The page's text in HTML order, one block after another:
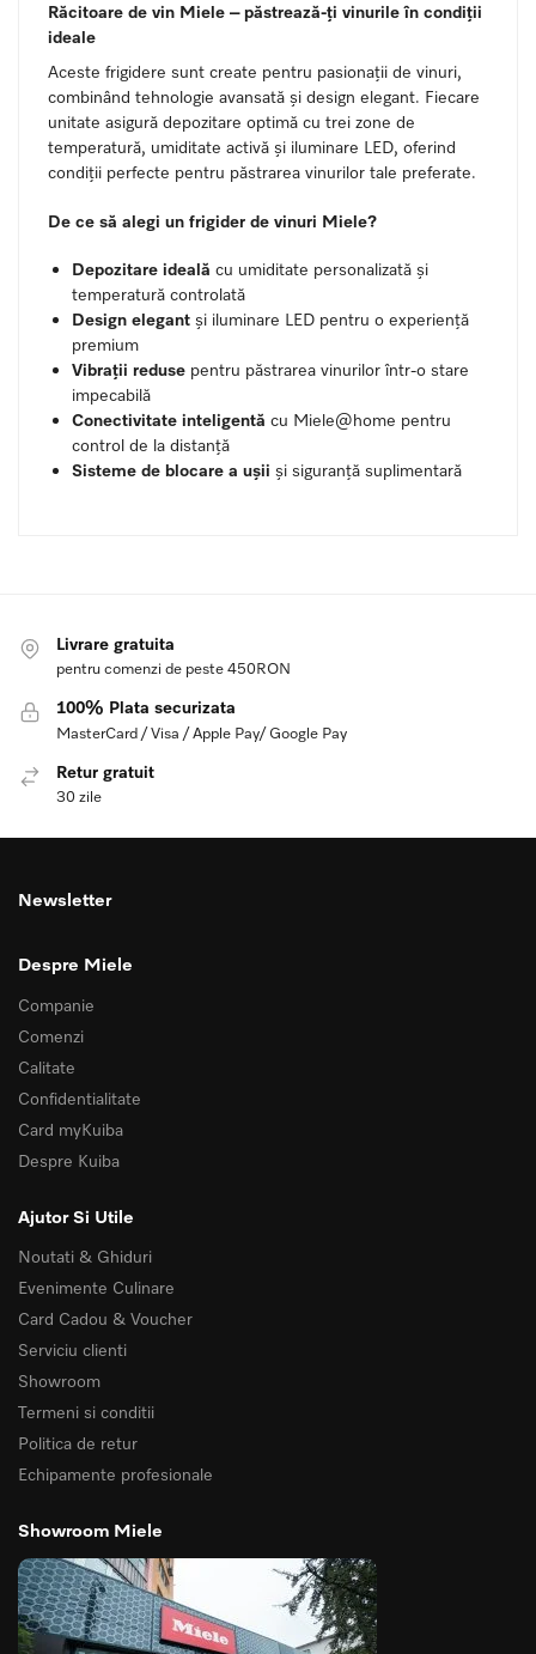
Răcitoare de vin Miele – păstrează-ți vinurile în condiții
ideale
Aceste frigidere sunt create pentru pasionații de vinuri,
combinând tehnologie avansată și design elegant. Fiecare
unitate asigură depozitare optimă cu trei zone de
temperatură, umiditate activă și iluminare LED, oferind
condiții perfecte pentru păstrarea vinurilor tale preferate.
De ce să alegi un frigider de vinuri Miele?
Depozitare ideală cu umiditate personalizată și
temperatură controlată
Design elegant și iluminare LED pentru o experiență
premium
Vibrații reduse pentru păstrarea vinurilor într-o stare
impecabilă
Conectivitate inteligentă cu Miele@home pentru
control de la distanță
Sisteme de blocare a ușii și siguranță suplimentară
Livrare gratuita
pentru comenzi de peste 450RON
100% Plata securizata
MasterCard / Visa / Apple Pay/ Google Pay
Retur gratuit
30 zile
Newsletter
Despre Miele
Companie
Comenzi
Calitate
Confidentialitate
Card myKuiba
Despre Kuiba
Ajutor Si Utile
Noutati & Ghiduri
Evenimente Culinare
Card Cadou & Voucher
Serviciu clienti
Showroom
Termeni si conditii
Politica de retur
Echipamente profesionale
Showroom Miele